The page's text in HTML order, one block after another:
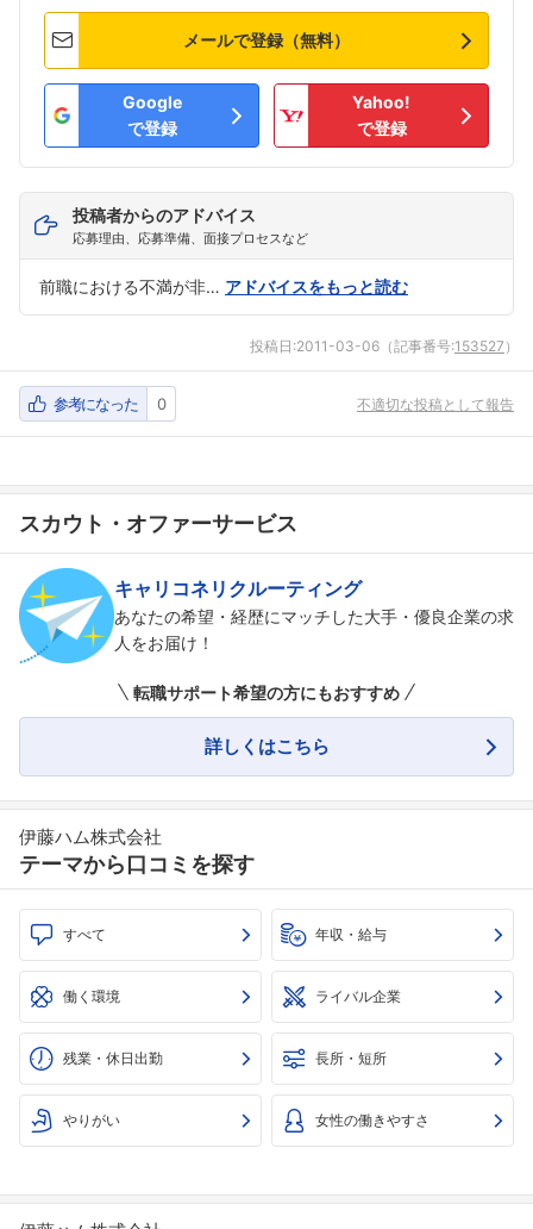
メールで登録（無料）
Google
で登録
Yahoo!
で登録
投稿者からのアドバイス
応募理由、応募準備、面接プロセスなど
前職における不満が非… アドバイスをもっと読む
投稿日:2011-03-06 （記事番号:153527 ）
参考になった 0 不適切な投稿として報告
スカウト・オファーサービス
キャリコネリクルーティング
あなたの希望・経歴にマッチした大手・優良企業の求
人をお届け！
転職サポート希望の方にもおすすめ
詳しくはこちら
伊藤ハム株式会社
テーマから口コミを探す
すべて 年収・給与
働く環境 ライバル企業
残業・休日出勤 長所・短所
やりがい 女性の働きやすさ